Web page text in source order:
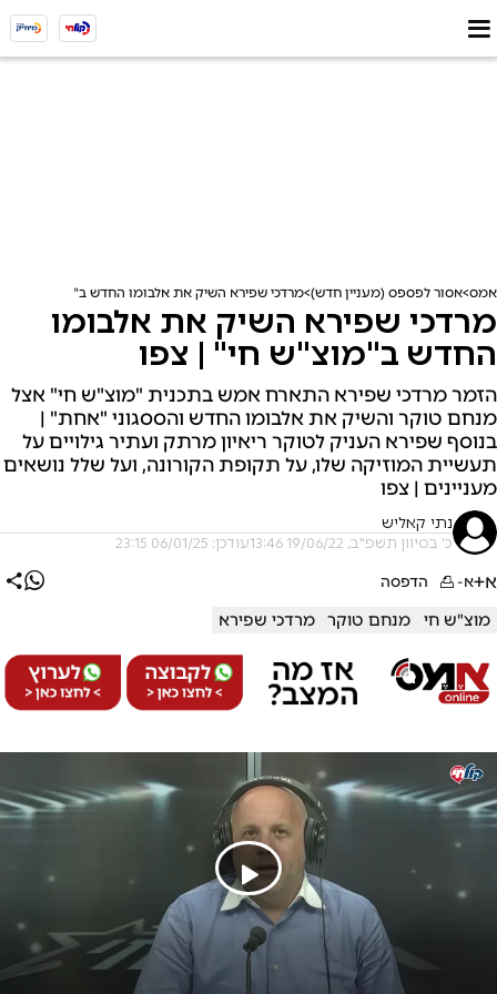
אמס אסור לפספס (מעניין חדש) מרדכי שפירא השיק את אלבומו החדש ב"מוצ"ש חי" |
מרדכי שפירא השיק את אלבומו
החדש ב"מוצ"ש חי" | צפו
הזמר מרדכי שפירא התארח אמש בתכנית "מוצ"ש חי" אצל
מנחם טוקר והשיק את אלבומו החדש והססגוני "אחת" |
בנוסף שפירא העניק לטוקר ריאיון מרתק ועתיר גילויים על
תעשיית המוזיקה שלו, על תקופת הקורונה, ועל שלל נושאים
מעניינים | צפו
נתי קאליש
כ' בסיוון תשפ"ב, 19/06/22 13:46 עודכן: 06/01/25 23:15
א+א- הדפסה
מוצ"ש חי מנחם טוקר מרדכי שפירא